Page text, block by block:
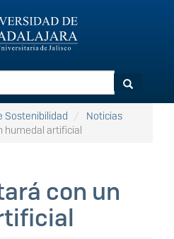
Buscar
Sostenibilidad
Noticias
humedal artificial
con un